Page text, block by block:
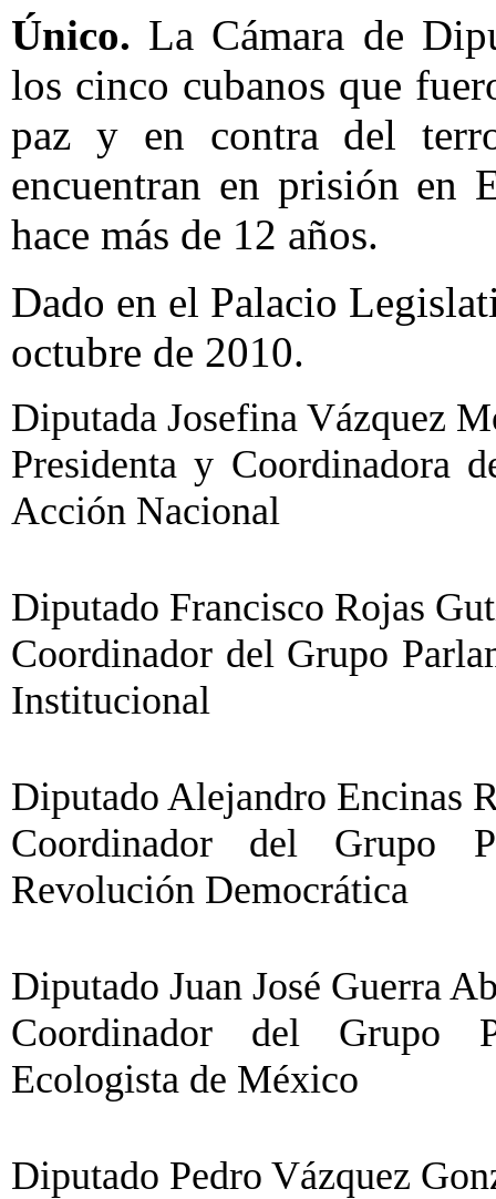
Único. La Cámara de
los cinco cubanos que
paz y en contra del
encuentran en prisión en
hace más de 12 años.
Dado en el Palacio
octubre de 2010.
Diputada Josefina Vázquez
Presidenta y Coordinadora
Acción Nacional
Diputado Francisco Rojas
Coordinador del Grupo
Institucional
Diputado Alejandro Encinas
Coordinador del Grupo
Revolución Democrática
Diputado Juan José Guerra
Coordinador del Grupo
Ecologista de México
Diputado Pedro Vázquez